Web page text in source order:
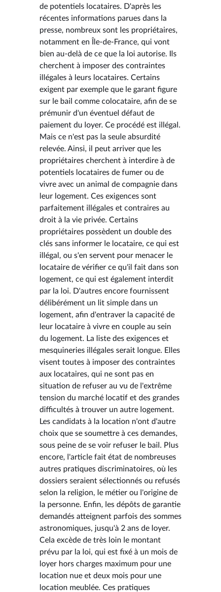
de potentiels locataires. D'après les
récentes informations parues dans la
presse, nombreux sont les propriétaires,
notamment en Île-de-France, qui vont
bien au-delà de ce que la loi autorise. Ils
cherchent à imposer des contraintes
illégales à leurs locataires. Certains
exigent par exemple que le garant figure
sur le bail comme colocataire, afin de se
prémunir d'un éventuel défaut de
paiement du loyer. Ce procédé est illégal.
Mais ce n'est pas la seule absurdité
relevée. Ainsi, il peut arriver que les
propriétaires cherchent à interdire à de
potentiels locataires de fumer ou de
vivre avec un animal de compagnie dans
leur logement. Ces exigences sont
parfaitement illégales et contraires au
droit à la vie privée. Certains
propriétaires possèdent un double des
clés sans informer le locataire, ce qui est
illégal, ou s'en servent pour menacer le
locataire de vérifier ce qu'il fait dans son
logement, ce qui est également interdit
par la loi. D'autres encore fournissent
délibérément un lit simple dans un
logement, afin d'entraver la capacité de
leur locataire à vivre en couple au sein
du logement. La liste des exigences et
mesquineries illégales serait longue. Elles
visent toutes à imposer des contraintes
aux locataires, qui ne sont pas en
situation de refuser au vu de l'extrême
tension du marché locatif et des grandes
difficultés à trouver un autre logement.
Les candidats à la location n'ont d'autre
choix que se soumettre à ces demandes,
sous peine de se voir refuser le bail. Plus
encore, l'article fait état de nombreuses
autres pratiques discriminatoires, où les
dossiers seraient sélectionnés ou refusés
selon la religion, le métier ou l'origine de
la personne. Enfin, les dépôts de garantie
demandés atteignent parfois des sommes
astronomiques, jusqu'à 2 ans de loyer.
Cela excède de très loin le montant
prévu par la loi, qui est fixé à un mois de
loyer hors charges maximum pour une
location nue et deux mois pour une
location meublée. Ces pratiques